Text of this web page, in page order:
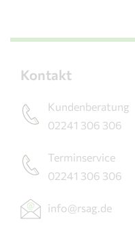
Kontakt
Kundenberatung
02241 306 306
Terminservice
02241 306 306
info@rsag.de